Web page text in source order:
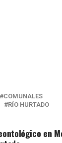
COMUNALES
RÍO HURTADO
en